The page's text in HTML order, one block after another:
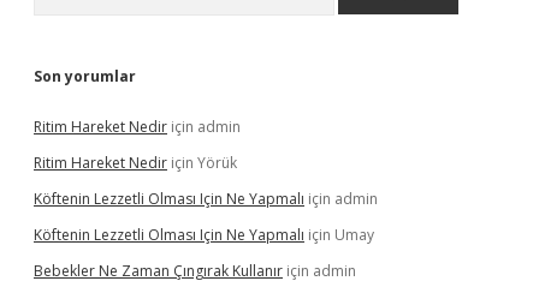
Son yorumlar
Ritim Hareket Nedir için admin
Ritim Hareket Nedir için Yörük
Köftenin Lezzetli Olması Için Ne Yapmalı için admin
Köftenin Lezzetli Olması Için Ne Yapmalı için Umay
Bebekler Ne Zaman Çıngırak Kullanır için admin